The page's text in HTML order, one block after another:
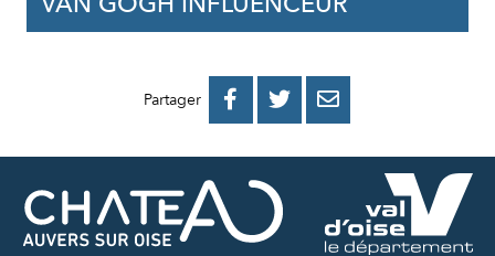
Partager 
PARTAGER
FACEBOOK
PARTAGER
PARTAGER
MAIL